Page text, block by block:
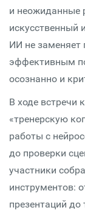
и неожиданные
искусственный
ИИ не заменяет
эффективным
осознанно и
В ходе встречи
«тренерскую
работы с
до проверки
участники
инструментов:
презентаций до